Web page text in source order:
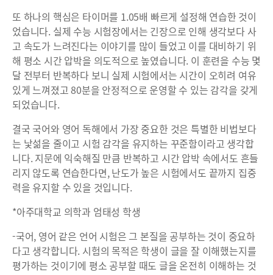
또 하나의 핵심은 타이머를 1.05배 빠르게 설정해 연습한 것이
었습니다. 실제 수능 시험장에서는 긴장으로 인해 생각보다 사
고 속도가 느려진다는 이야기를 많이 들었고 이를 대비하기 위
해 평소 시간 압박을 의도적으로 높였습니다. 이 훈련을 수능 몇
달 전부터 반복하다 보니 실제 시험에서는 시간이 오히려 여유
있게 느껴졌고 80분을 안정적으로 운영할 수 있는 감각을 갖게
되었습니다.
결국 국어와 영어 독해에서 가장 중요한 것은 특별한 비법보다
는 낯섦을 줄이고 시험 감각을 유지하는 꾸준함이라고 생각합
니다. 지문에 익숙해질 만큼 반복하고 시간 압박 속에서도 흔들
리지 않도록 연습한다면, 난도가 높은 시험에서도 끝까지 집중
력을 유지할 수 있을 것입니다.
*아주대학교 의학과 엄태성 학생
-국어, 영어 같은 언어 시험은 그 본질을 공부하는 것이 중요하
다고 생각합니다. 시험의 목적은 학생이 글을 잘 이해했는지를
평가하는 것이기에 평소 공부할 때도 글을 온전히 이해하는 것